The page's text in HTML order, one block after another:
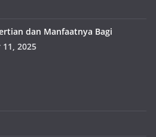
dan Manfaatnya Bagi
2025